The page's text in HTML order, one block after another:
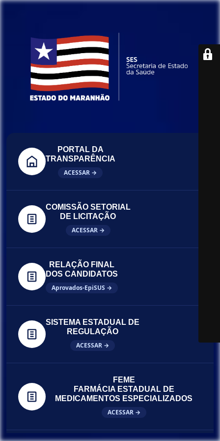
PORTAL DA
TRANSPARÊNCIA
ACESSAR →
COMISSÃO SETORIAL
DE LICITAÇÃO
ACESSAR →
RELAÇÃO FINAL
DOS CANDIDATOS
Aprovados-EpiSUS →
SISTEMA ESTADUAL DE
REGULAÇÃO
ACESSAR →
FEME
FARMÁCIA ESTADUAL DE
MEDICAMENTOS ESPECIALIZADOS
ACESSAR →